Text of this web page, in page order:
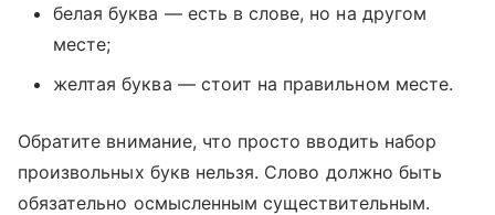
белая буква — есть в слове, но на другом
месте;
желтая буква — стоит на правильном месте.
Обратите внимание, что просто вводить набор
произвольных букв нельзя. Слово должно быть
обязательно осмысленным существительным.